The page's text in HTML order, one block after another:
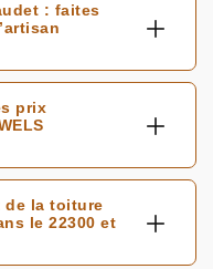
: faites
prix
de la toiture
le 22300 et